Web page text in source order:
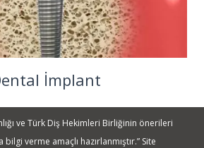
İmplant
ve Türk Diş Hekimleri Birliğinin önerileri
verme amaçlı hazırlanmıştır.” Site